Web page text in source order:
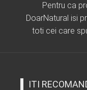
Pentru ca
DoarNatural isi
toti cei care
ITI